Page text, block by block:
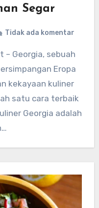
Segar
Tidak ada komentar
Eropa
kekayaan kuliner
satu cara terbaik
Georgia adalah